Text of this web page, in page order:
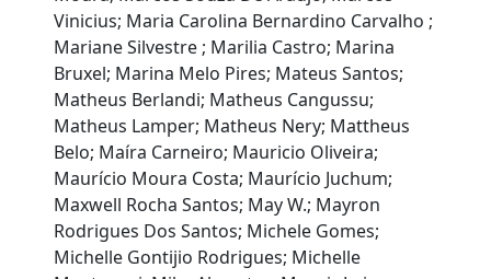
Vinicius; Maria Carolina Bernardino Carvalho ;
Mariane Silvestre ; Marilia Castro; Marina
Bruxel; Marina Melo Pires; Mateus Santos;
Matheus Berlandi; Matheus Cangussu;
Matheus Lamper; Matheus Nery; Mattheus
Belo; Maíra Carneiro; Mauricio Oliveira;
Maurício Moura Costa; Maurício Juchum;
Maxwell Rocha Santos; May W.; Mayron
Rodrigues Dos Santos; Michele Gomes;
Michelle Gontijio Rodrigues; Michelle